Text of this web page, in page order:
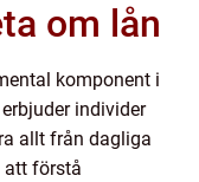
om lån
komponent i
individer
allt från dagliga
att förstå